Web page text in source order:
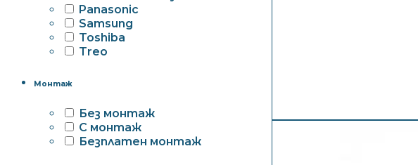
Panasonic
Samsung
Toshiba
Treo
Монтаж
Без монтаж
С монтаж
Безплатен монтаж